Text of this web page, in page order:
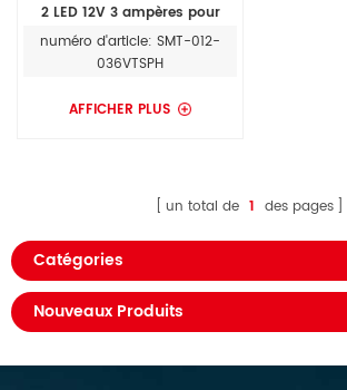
2 LED 12V 3 ampères pour
bande LED avec triac fonction
de gradation
numéro d'article: SMT-012-
036VTSPH
AFFICHER PLUS
un total de 1 des pages
Catégories
Nouveaux Produits